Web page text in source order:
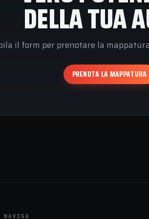
DELLA TUA
il form per prenotare la
PRENOTA LA MAPPATURA
NAVIGA